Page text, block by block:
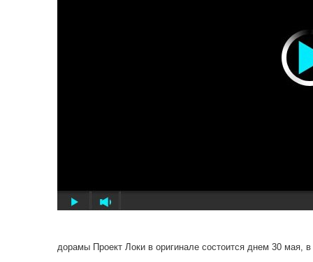
дорамы Проект Локи в оригинале состоится днем 30